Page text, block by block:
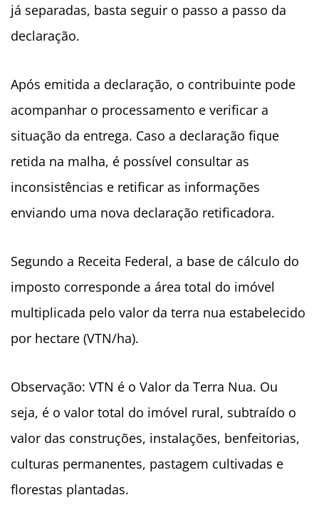
já separadas, basta seguir o passo a passo da
declaração.
Após emitida a declaração, o contribuinte pode
acompanhar o processamento e verificar a
situação da entrega. Caso a declaração fique
retida na malha, é possível consultar as
inconsistências e retificar as informações
enviando uma nova declaração retificadora.
Segundo a Receita Federal, a base de cálculo do
imposto corresponde a área total do imóvel
multiplicada pelo valor da terra nua estabelecido
por hectare (VTN/ha).
Observação: VTN é o Valor da Terra Nua. Ou
seja, é o valor total do imóvel rural, subtraído o
valor das construções, instalações, benfeitorias,
culturas permanentes, pastagem cultivadas e
florestas plantadas.